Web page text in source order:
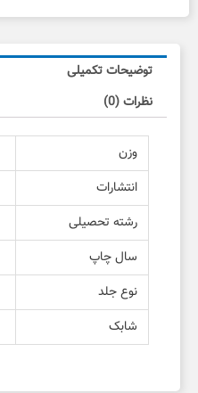
دوم
توضیحات تکمیلی
نظرات (0)
وزن
انتشارات
رشته تحصیلی
سال چاپ
نوع جلد
شابک